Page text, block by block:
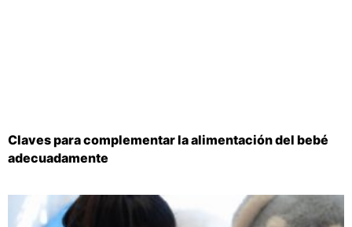
Claves para complementar la alimentación del bebé
adecuadamente